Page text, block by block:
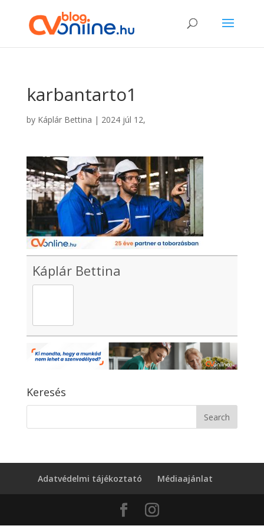
karbantarto1
by Káplár Bettina | 2024 júl 12,
Káplár Bettina
Keresés
Adatvédelmi tájékoztató Médiaajánlat